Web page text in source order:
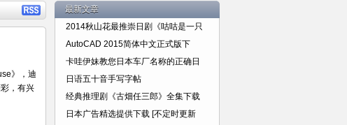
电 日本广告精选提供下载 [不定时更
》，迪
，有兴
最新文章
2014秋山花最推崇日剧《咕咕是一只
AutoCAD 2015简体中文正式版下
卡哇伊妹教您日本车厂名称的正确日
日语五十音手写字帖
经典推理剧《古畑任三郎》全集下载
日本广告精选提供下载 [不定时更新